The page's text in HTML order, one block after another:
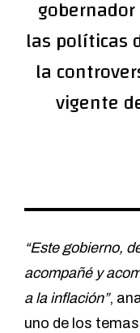
las políticas
la
vigente
“Este gobierno,
acompañé y
a la inflación”,
uno de los